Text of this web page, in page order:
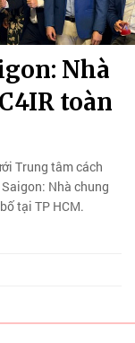
Nhà
toàn
Trung tâm cách
Nhà chung
tại TP HCM.